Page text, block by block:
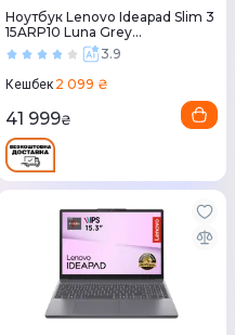
Ноутбук Lenovo Ideapad Slim 3
15ARP10 Luna Grey
(83K700TNRA)3.9
Кешбек 2 099 ₴
41 999₴